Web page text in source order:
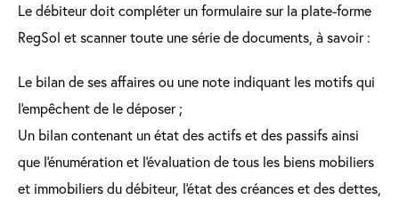
Le débiteur doit compléter un formulaire sur la plate-forme
RegSol et scanner toute une série de documents, à savoir :
Le bilan de ses affaires ou une note indiquant les motifs qui
l'empêchent de le déposer ;
Un bilan contenant un état des actifs et des passifs ainsi
que l'énumération et l'évaluation de tous les biens mobiliers
et immobiliers du débiteur, l'état des créances et des dettes,